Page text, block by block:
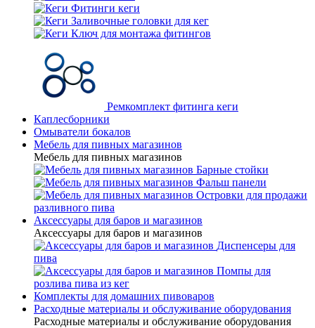
Фитинги кеги
Заливочные головки для кег
Ключ для монтажа фитингов
Ремкомплект фитинга кеги
Каплесборники
Омыватели бокалов
Мебель для пивных магазинов
Мебель для пивных магазинов
Барные стойки
Фальш панели
Островки для продажи
разливного пива
Аксессуары для баров и магазинов
Аксессуары для баров и магазинов
Диспенсеры для
пива
Помпы для
розлива пива из кег
Комплекты для домашних пивоваров
Расходные материалы и обслуживание оборудования
Расходные материалы и обслуживание оборудования